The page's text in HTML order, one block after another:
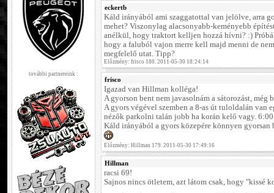
további partnereink :
eckertb
Káld irányából ami szaggatottal van jelölve, arra
mehet? Viszonylag alacsonyabb-keményebb
anélkül, hogy traktort kelljen hozzá hívni? :)
hogy a faluból vajon merre kell majd menni de
megfelelő utat. Tipp?
Előzmény: frisco 180. 2011-05-30 18:24:14
frisco
Igazad van Hillman kolléga!
A gyorson bent nem javasolnám a sátorozást, még
A gyors végével szemben a 8-as út tuloldalán van
nézők parkolni talán jobb ha korán kelő vagy.
Káld irányából a gyors közepére könnyen
Előzmény: Hillman 179. 2011-05-30 17:49:16
Hillman
racsi 69!
Sajnos nincs ötletem, azt látom csak, hogy "kissé